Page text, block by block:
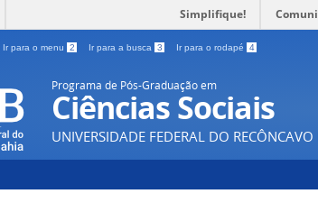
Simplifique!
Ir para o menu 2 Ir para a busca 3 Ir para o rodapé 4
Programa de Pós-Graduação em
Ciências Sociais
UNIVERSIDADE FEDERAL DO